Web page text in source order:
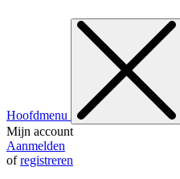
Hoofdmenu
Mijn account
Aanmelden
ofregistreren